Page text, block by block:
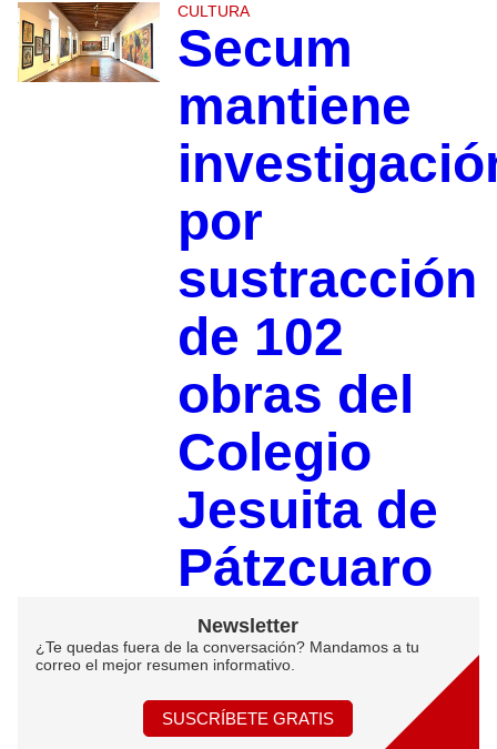
CULTURA
Secum
mantiene
por
sustracción
de 102
obras del
Colegio
Jesuita de
Pátzcuaro
Newsletter
¿Te quedas fuera de la conversación? Mandamos a tu
correo el mejor resumen informativo.
SUSCRÍBETE GRATIS